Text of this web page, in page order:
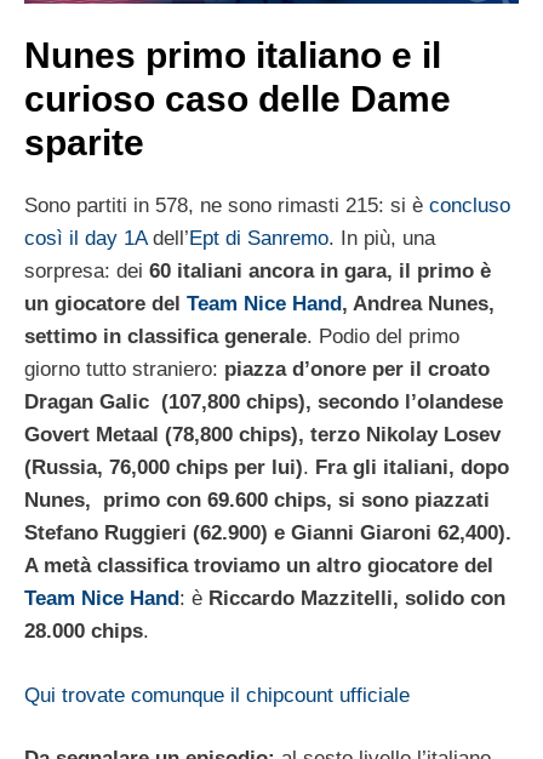
Nunes primo italiano e il
curioso caso delle Dame
sparite
Sono partiti in 578, ne sono rimasti 215: si è concluso
così il day 1Adell’ Ept di Sanremo. In più, una
sorpresa: dei 60 italiani ancora in gara, il primo è
un giocatore del Team Nice Hand , Andrea Nunes,
settimo in classifica generale. Podio del primo
giorno tutto straniero: piazza d’onore per il croato
Dragan Galic (107,800 chips), secondo l’olandese
Govert Metaal (78,800 chips), terzo Nikolay Losev
(Russia, 76,000 chips per lui). Fra gli italiani, dopo
Nunes, primo con 69.600 chips, si sono piazzati
Stefano Ruggieri (62.900) e Gianni Giaroni 62,400).
A metà classifica troviamo un altro giocatore del
Team Nice Hand : è Riccardo Mazzitelli, solido con
28.000 chips.
Qui trovate comunque il chipcount ufficiale